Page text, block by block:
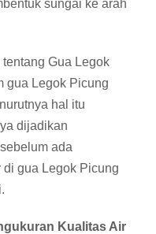
sungai ke arah
Gua Legok
gua Legok Picung
hal itu
dijadikan
ada
gua Legok Picung
Kualitas Air